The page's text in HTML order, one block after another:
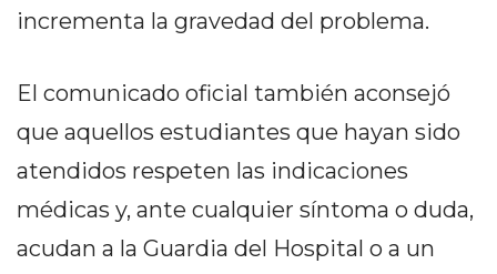
DEPORTIVO
MEDIOS
INFOPBA
PUBLICITÁ
HOY
incrementa la gravedad del problema.
El comunicado oficial también aconsejó
que aquellos estudiantes que hayan sido
atendidos respeten las indicaciones
médicas y, ante cualquier síntoma o duda,
acudan a la Guardia del Hospital o a un